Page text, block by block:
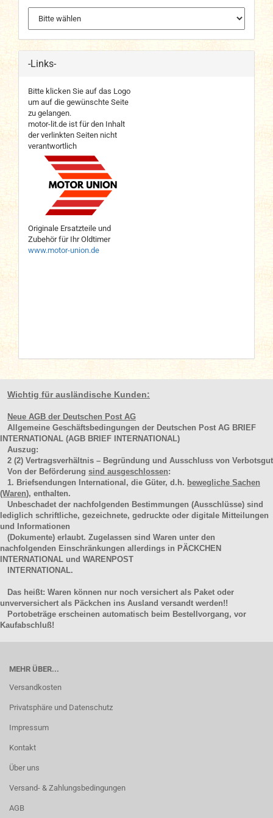
-Links-
Bitte klicken Sie auf das Logo
um auf die gewünschte Seite
zu gelangen.
motor-lit.de ist für den Inhalt
der verlinkten Seiten nicht
verantwortlich
Originale Ersatzteile und
Zubehör für Ihr Oldtimer
www.motor-union.de
Wichtig für ausländische Kunden:
Neue AGB der Deutschen Post AG
Allgemeine Geschäftsbedingungen der Deutschen Post AG BRIEF
INTERNATIONAL (AGB BRIEF INTERNATIONAL)
Auszug:
2 (2) Vertragsverhältnis – Begründung und Ausschluss von Verbotsgut
Von der Beförderung sind ausgeschlossen:
1. Briefsendungen International, die Güter, d.h. bewegliche Sachen
(Waren), enthalten.
Unbeschadet der nachfolgenden Bestimmungen (Ausschlüsse) sind
lediglich schriftliche, gezeichnete, gedruckte oder digitale Mitteilungen
und Informationen
(Dokumente) erlaubt. Zugelassen sind Waren unter den
nachfolgenden Einschränkungen allerdings in PÄCKCHEN
INTERNATIONAL und WARENPOST
INTERNATIONAL.
Das heißt: Waren können nur noch versichert als Paket oder
unverversichert als Päckchen ins Ausland versandt werden!!
Portobeträge erscheinen automatisch beim Bestellvorgang, vor
Kaufabschluß!
MEHR ÜBER...
Versandkosten
Privatsphäre und Datenschutz
Impressum
Kontakt
Über uns
Versand- & Zahlungsbedingungen
AGB